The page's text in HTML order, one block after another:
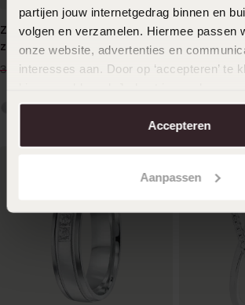
partijen jouw internetgedrag binnen en
volgen en verzamelen. Hiermee passen
onze website, advertenties en
interesses aan. Door op ‘accepteren’ te
aanpassen. Lees er meer over in ons
Accepteren
Aanpassen
Zilveren goldplated ring met
zirkonia voor dames
34.992999
-14%
Zilveren
zirkonia
4999